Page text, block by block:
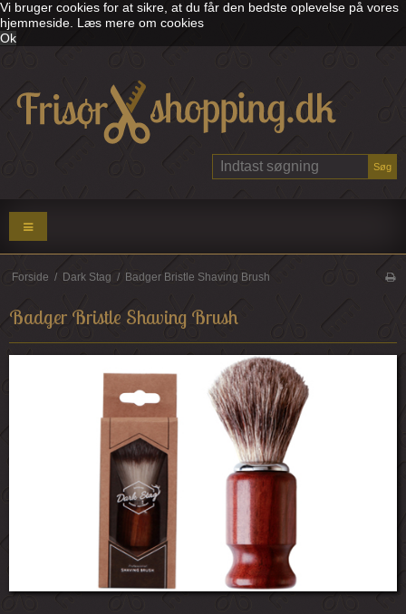
Vi bruger cookies for at sikre, at du får den bedste oplevelse på vores
hjemmeside. Læs mere om cookies
Ok
Søg
Forside / Dark Stag / Badger Bristle Shaving Brush
Badger Bristle Shaving Brush